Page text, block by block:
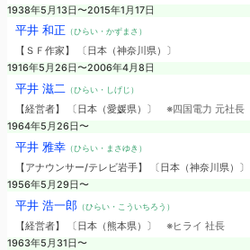
1938年5月13日〜2015年1月17日
平井 和正 （ひらい・かずまさ）
【ＳＦ作家】 〔日本（神奈川県）〕
1916年5月26日〜2006年4月8日
平井 滋二 （ひらい・しげじ）
【経営者】 〔日本（愛媛県）〕 ※四国電力 元社長
1964年5月26日〜
平井 雅幸（ひらい・まさゆき）
【アナウンサー/テレビ岩手】 〔日本（神奈川県）〕
1956年5月29日〜
平井 浩一郎（ひらい・こういちろう）
【経営者】 〔日本（熊本県）〕 ※ヒライ 社長
1963年5月31日〜